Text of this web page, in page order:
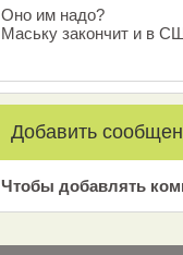
Оно им надо?
Маську закончит и в
Добавить
Чтобы добавлять